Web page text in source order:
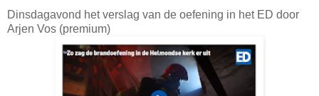
Dinsdagavond het verslag van de oefening in het ED door
Arjen Vos (premium)